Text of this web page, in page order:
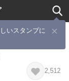
いスタンプに
2,512